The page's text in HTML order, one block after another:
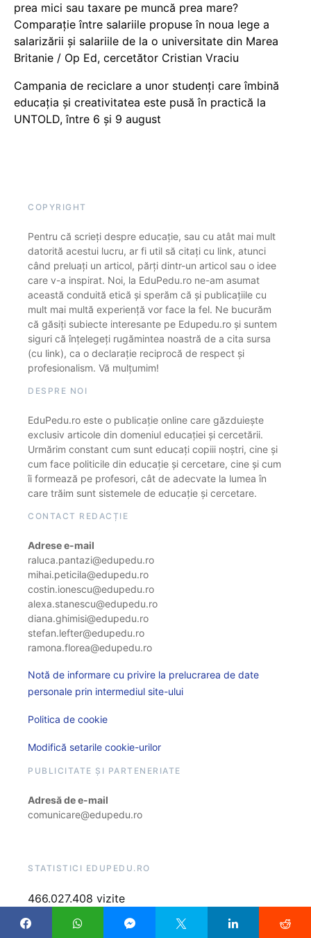
prea mici sau taxare pe muncă prea mare?
Comparație între salariile propuse în noua lege a
salarizării și salariile de la o universitate din Marea
Britanie / Op Ed, cercetător Cristian Vraciu
Campania de reciclare a unor studenți care îmbină
educația și creativitatea este pusă în practică la
UNTOLD, între 6 și 9 august
COPYRIGHT
Pentru că scrieți despre educație, sau cu atât mai mult
datorită acestui lucru, ar fi util să citați cu link, atunci
când preluați un articol, părți dintr-un articol sau o idee
care v-a inspirat. Noi, la EduPedu.ro ne-am asumat
această conduită etică și sperăm că și publicațiile cu
mult mai multă experiență vor face la fel. Ne bucurăm
că găsiți subiecte interesante pe Edupedu.ro și suntem
siguri că înțelegeți rugămintea noastră de a cita sursa
(cu link), ca o declarație reciprocă de respect și
profesionalism. Vă mulțumim!
DESPRE NOI
EduPedu.ro este o publicație online care găzduiește
exclusiv articole din domeniul educației și cercetării.
Urmărim constant cum sunt educați copiii noștri, cine și
cum face politicile din educație și cercetare, cine și cum
îi formează pe profesori, cât de adecvate la lumea în
care trăim sunt sistemele de educație și cercetare.
CONTACT REDACȚIE
Adrese e-mail
raluca.pantazi@edupedu.ro
mihai.peticila@edupedu.ro
costin.ionescu@edupedu.ro
alexa.stanescu@edupedu.ro
diana.ghimisi@edupedu.ro
stefan.lefter@edupedu.ro
ramona.florea@edupedu.ro
Notă de informare cu privire la prelucrarea de date
personale prin intermediul site-ului
Politica de cookie
Modifică setarile cookie-urilor
PUBLICITATE ȘI PARTENERIATE
Adresă de e-mail
comunicare@edupedu.ro
STATISTICI EDUPEDU.RO
466.027.408 vizite